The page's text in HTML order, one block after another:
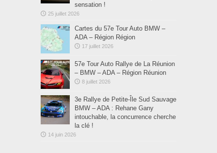
sensation !
25 juillet 2026
Cartes du 57e Tour Auto BMW –
ADA – Région Région
17 juillet 2026
57e Tour Auto Rallye de La Réunion
– BMW – ADA – Région Réunion
8 juillet 2026
3e Rallye de Petite-Île Sud Sauvage
BMW – ADA : Rehane Gany
intouchable, la concurrence cherche
la clé !
14 juin 2026